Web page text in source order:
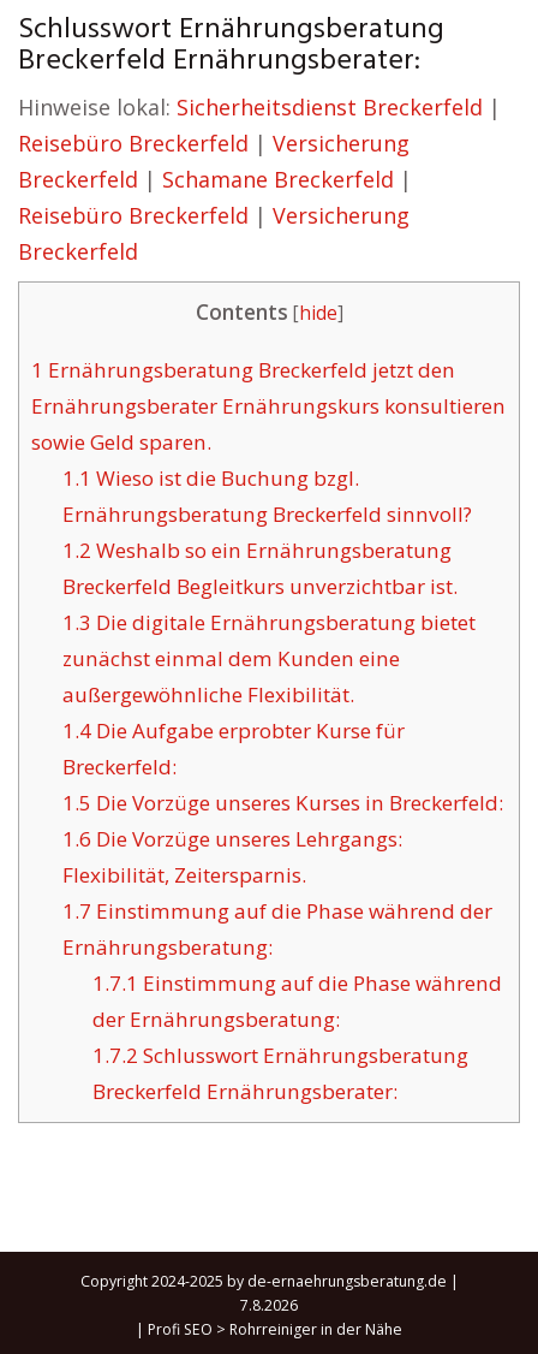
Schlusswort Ernährungsberatung
Breckerfeld Ernährungsberater:
Hinweise lokal: Sicherheitsdienst Breckerfeld |
Reisebüro Breckerfeld | Versicherung
Breckerfeld | Schamane Breckerfeld |
Reisebüro Breckerfeld | Versicherung
Breckerfeld
Contents [hide]
1 Ernährungsberatung Breckerfeld jetzt den
Ernährungsberater Ernährungskurs konsultieren
sowie Geld sparen.
1.1 Wieso ist die Buchung bzgl.
Ernährungsberatung Breckerfeld sinnvoll?
1.2 Weshalb so ein Ernährungsberatung
Breckerfeld Begleitkurs unverzichtbar ist.
1.3 Die digitale Ernährungsberatung bietet
zunächst einmal dem Kunden eine
außergewöhnliche Flexibilität.
1.4Die Aufgabe erprobter Kurse für
Breckerfeld:
1.5 Die Vorzüge unseres Kurses in Breckerfeld:
1.6 Die Vorzüge unseres Lehrgangs:
Flexibilität, Zeitersparnis.
1.7 Einstimmung auf die Phase während der
Ernährungsberatung:
1.7.1 Einstimmung auf die Phase während
der Ernährungsberatung:
1.7.2 Schlusswort Ernährungsberatung
Breckerfeld Ernährungsberater:
Copyright 2024-2025 by de-ernaehrungsberatung.de |
7.8.2026
| Profi SEO > Rohrreiniger in der Nähe